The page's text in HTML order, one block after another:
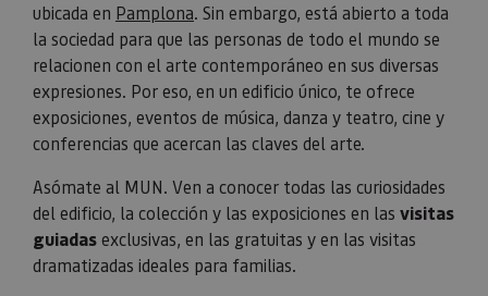
ubicada en Pamplona. Sin embargo, está abierto a toda
la sociedad para que las personas de todo el mundo se
relacionen con el arte contemporáneo en sus diversas
expresiones. Por eso, en un edificio único, te ofrece
exposiciones, eventos de música, danza y teatro, cine y
conferencias que acercan las claves del arte.
Asómate al MUN. Ven a conocer todas las curiosidades
del edificio, la colección y las exposiciones en las visitas
guiadasexclusivas, en las gratuitas y en las visitas
dramatizadas ideales para familias.